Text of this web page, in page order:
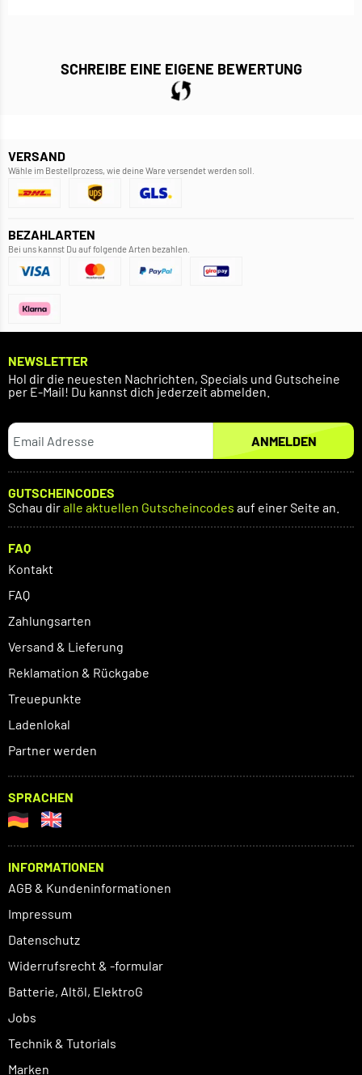
SCHREIBE EINE EIGENE BEWERTUNG
VERSAND
Wähle im Bestellprozess, wie deine Ware versendet werden soll.
BEZAHLARTEN
Bei uns kannst Du auf folgende Arten bezahlen.
NEWSLETTER
Hol dir die neuesten Nachrichten, Specials und Gutscheine
per E-Mail! Du kannst dich jederzeit abmelden.
ANMELDEN
GUTSCHEINCODES
Schau diralle aktuellen Gutscheincodes auf einer Seite an.
FAQ
Kontakt
FAQ
Zahlungsarten
Versand & Lieferung
Reklamation & Rückgabe
Treuepunkte
Ladenlokal
Partner werden
SPRACHEN
INFORMATIONEN
AGB & Kundeninformationen
Impressum
Datenschutz
Widerrufsrecht & -formular
Batterie, Altöl, ElektroG
Jobs
Technik & Tutorials
Marken